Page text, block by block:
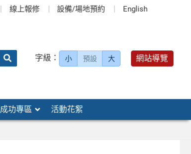
線上報修 設備/場地預約 English
字級： 小 預設 大 網站導覽
成功專區 活動花絮